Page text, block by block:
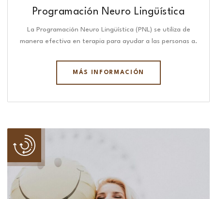
Programación Neuro Lingüística​
La Programación Neuro Lingüística (PNL) se utiliza de
manera efectiva en terapia para ayudar a las personas a.
MÁS INFORMACIÓN